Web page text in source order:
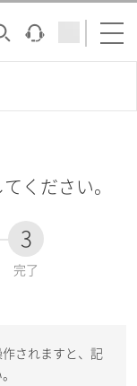
ください。
3
完了
されますと、記